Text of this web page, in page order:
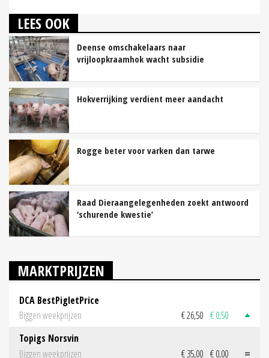
LEES OOK
Deense omschakelaars naar
vrijloopkraamhok wacht subsidie
Hokverrijking verdient meer aandacht
Rogge beter voor varken dan tarwe
Raad Dieraangelegenheden zoekt antwoord
‘schurende kwestie’
MARKTPRIJZEN
DCA BestPigletPrice
Biggen weekprijzen
€ 26,50 € 0,50
Topigs Norsvin
Biggen weekprijzen
€ 35,00 € 0,00